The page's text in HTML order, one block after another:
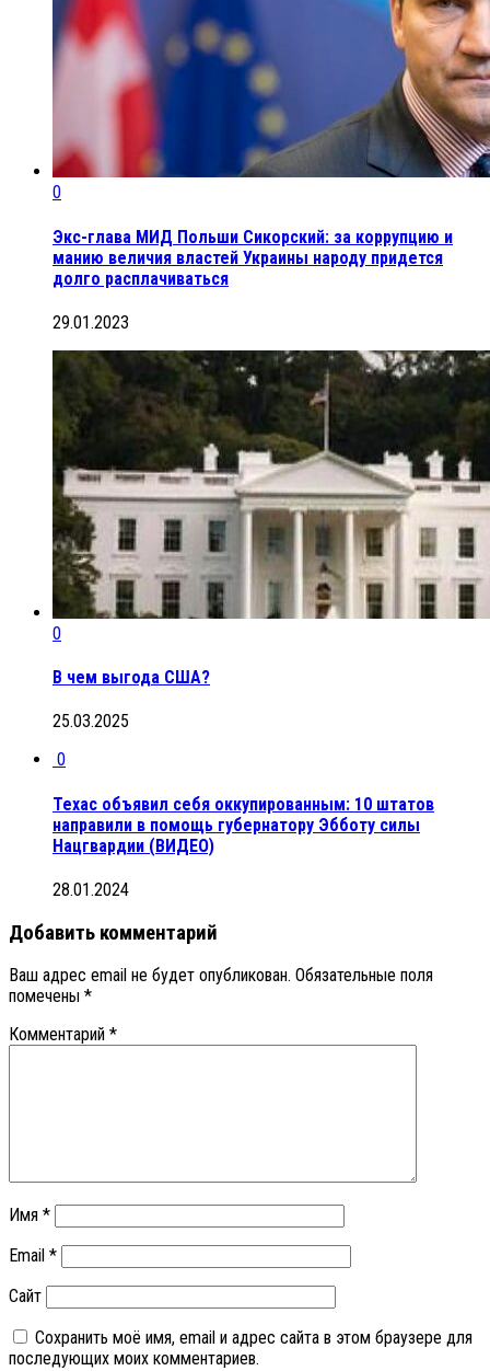
0
Экс-глава МИД Польши Сикорский: за коррупцию и
манию величия властей Украины народу придется
долго расплачиваться
29.01.2023
0
В чем выгода США?
25.03.2025
0
Техас объявил себя оккупированным: 10 штатов
направили в помощь губернатору Эбботу силы
Нацгвардии (ВИДЕО)
28.01.2024
Добавить комментарий
Ваш адрес email не будет опубликован. Обязательные поля
помечены *
Комментарий *
Имя *
Email *
Сайт
Сохранить моё имя, email и адрес сайта в этом браузере для
последующих моих комментариев.